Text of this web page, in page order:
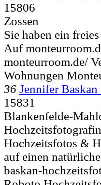
15806
Zossen
Sie haben ein
Auf
monteurroom.de/
Wohnungen
36 Jennifer
15831
Blankenfelde-
Hochzeitsfotos &
auf einen
baskan-